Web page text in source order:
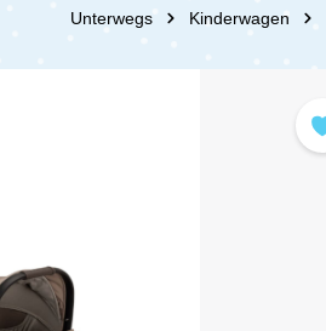
Unterwegs Kinderwagen